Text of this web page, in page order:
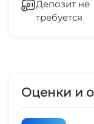
- Wi-Fi
- триколор тв
- стиральная
- газовая
- Чай, кофе
Депозит не
требуется
Оценки и